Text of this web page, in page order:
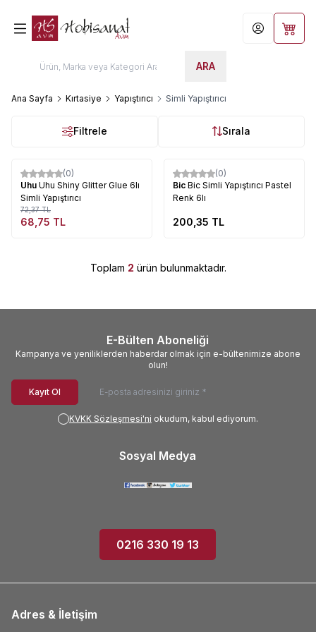
ARA
Hesabım
Ana Sayfa Kırtasiye Yapıştırıcı Simli Yapıştırıcı
Filtrele Sırala
%5
(0)
Uhu Uhu Shiny Glitter Glue 6lı
Simli Yapıştırıcı
72,37TL
68,75 TL
(0)
Bic Bic Simli Yapıştırıcı Pastel
Renk 6lı
200,35 TL
Toplam 2 ürün bulunmaktadır.
E-Bülten Aboneliği
Kampanya ve yeniliklerden haberdar olmak için e-bültenimize abone
olun!
Kayıt Ol
KVKK Sözleşmesi'ni okudum, kabul ediyorum.
Sosyal Medya
0216 330 19 13
Adres & İletişim